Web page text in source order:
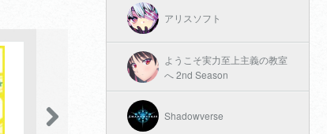
アリスソフト
ようこそ実力至上主義の教室
へ 2nd Season
Shadowverse